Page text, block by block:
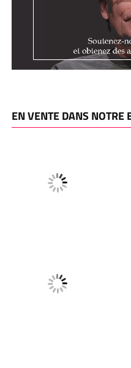
EN VENTE DANS NOTRE